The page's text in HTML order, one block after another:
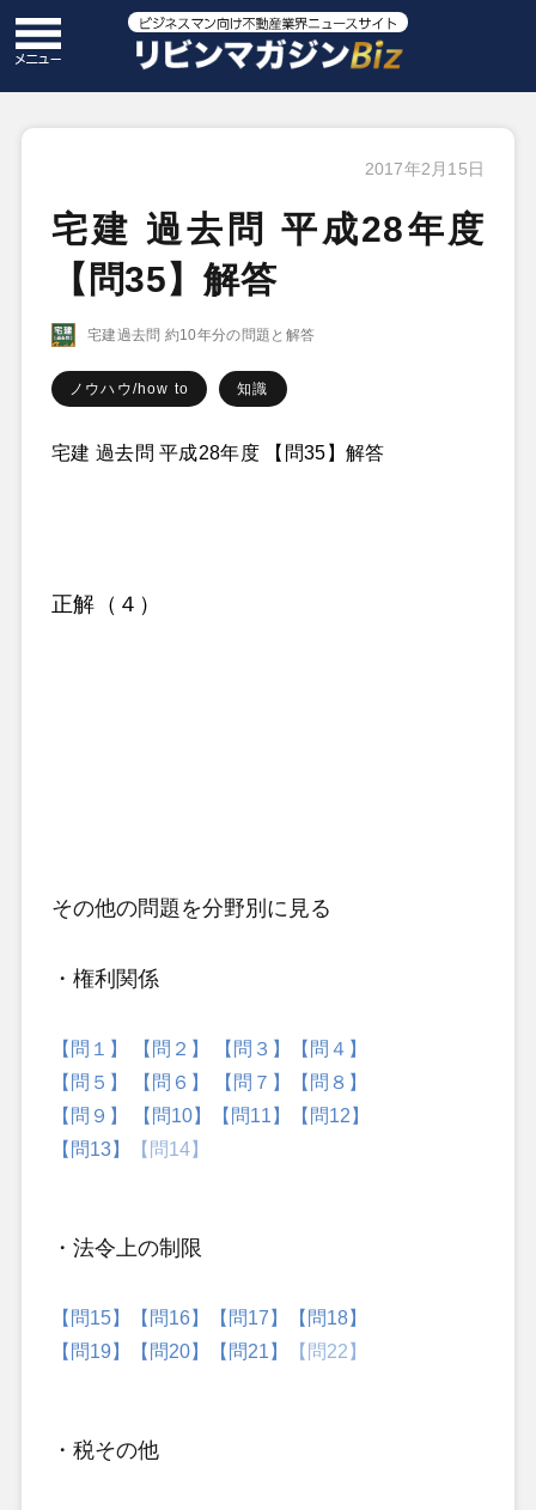
2017年2月15日
宅建 過去問 平成28年度
【問35】解答
宅建過去問 約10年分の問題と解答
ノウハウ/how to 知識
宅建 過去問 平成28年度 【問35】解答
正解（４）
その他の問題 を分野別に見る
・権利関係
【問１】 【問２】 【問３】
【問４】
【問５】
【問６】 【問７】
【問８】
【問９】
【問10】 【問11】
【問12】
【問13】
【問14】
・法令上の制限
【問15】 【問16】 【問17】
【問18】
【問19】
【問20】 【問21】 【問22】
・税その他